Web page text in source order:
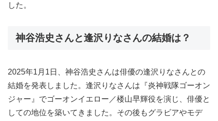
した。
神谷浩史さんと逢沢りなさんの結婚は？
2025年1月1日、神谷浩史さんは俳優の逢沢りなさんとの
結婚を発表しました。逢沢りなさんは『炎神戦隊ゴーオン
ジャー』でゴーオンイエロー／楼山早輝役を演じ、俳優と
しての地位を築いてきました。その後もグラビアやモデ